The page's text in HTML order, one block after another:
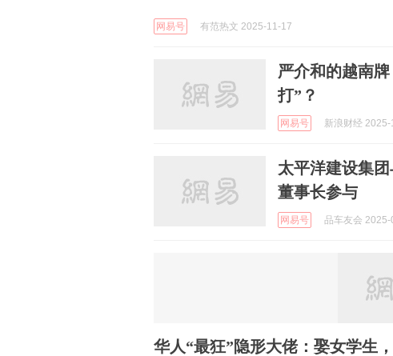
网易号 有范热文 2025-11-17
严介和的越南
打”？
网易号 新浪财经 2025-
太平洋建设集
董事长参与
网易号 品车友会 2025-
华人“最狂”隐形大佬：娶女学生